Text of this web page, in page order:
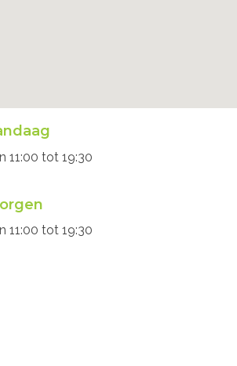
11:00 tot 19:30
11:00 tot 19:30